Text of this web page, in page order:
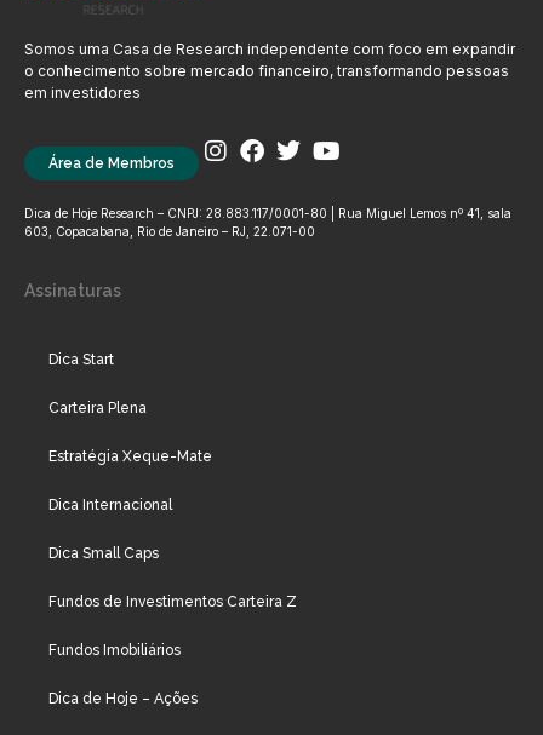
Somos uma Casa de Research independente com foco em expandir
o conhecimento sobre mercado financeiro, transformando pessoas
em investidores
Área de Membros
Dica de Hoje Research – CNPJ: 28.883.117/0001-80 | Rua Miguel Lemos nº 41, sala
603, Copacabana, Rio de Janeiro – RJ, 22.071-00
Assinaturas
Dica Start
Carteira Plena
Estratégia Xeque-Mate
Dica Internacional
Dica Small Caps
Fundos de Investimentos Carteira Z
Fundos Imobiliários
Dica de Hoje – Ações